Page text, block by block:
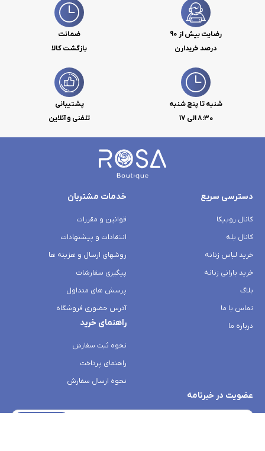
رضایت بیش از 90
درصد خریدارن
ضمانت
بازگشت کالا
شنبه تا پنج شنبه
۸:۳۰ الی 17
پشتیبانی
تلفنی و آنلاین
دسترسی سریع
کانال روبیکا
کانال بله
خرید لباس زنانه
خرید بارانی زنانه
بلاگ
تماس با ما
درباره ما
خدمات مشتریان
قوانین و مقررات
انتقادات و پیشنهادات
روشهای ارسال و هزینه ها
پیگیری سفارشات
پرسش های متداول
آدرس حضوری فروشگاه
راهنمای خرید
نحوه ثبت سفارش
راهنمای پرداخت
نحوه ارسال سفارش
عضویت در خبرنامه